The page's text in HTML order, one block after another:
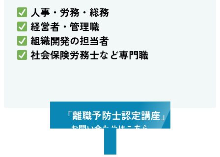
人事・労務・総務
経営者・管理職
組織開発の担当者
社会保険労務士など専門職
「離職予防士認定講座」
お問い合わせはこちら